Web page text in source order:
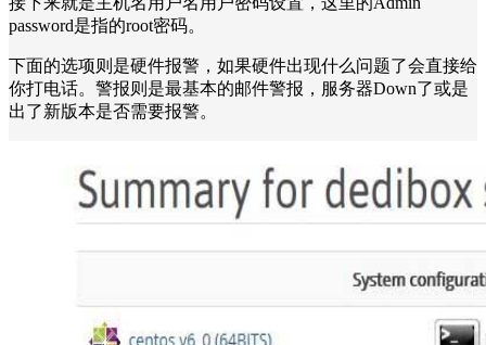
password是指的root密码。
下面的选项则是硬件报警，如果硬件出现什么问题了会直接给
你打电话。警报则是最基本的邮件警报，服务器Down了或是
出了新版本是否需要报警。